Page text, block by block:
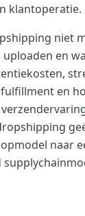
klantoperatie.
niet
en
en
naar